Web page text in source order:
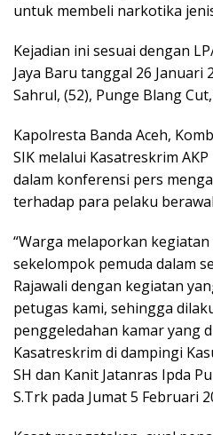
untuk membeli narkotika
Kejadian ini sesuai dengan
Jaya Baru tanggal 26
Sahrul, (52), Punge Blang
Kapolresta Banda Aceh,
SIK melalui Kasatreskrim
dalam konferensi pers
terhadap para pelaku
“Warga melaporkan
sekelompok pemuda dalam
Rajawali dengan kegiatan
petugas kami, sehingga
penggeledahan kamar yang
Kasatreskrim di dampingi
SH dan Kanit Jatanras Ipda
S.Trk pada Jumat 5 Februari